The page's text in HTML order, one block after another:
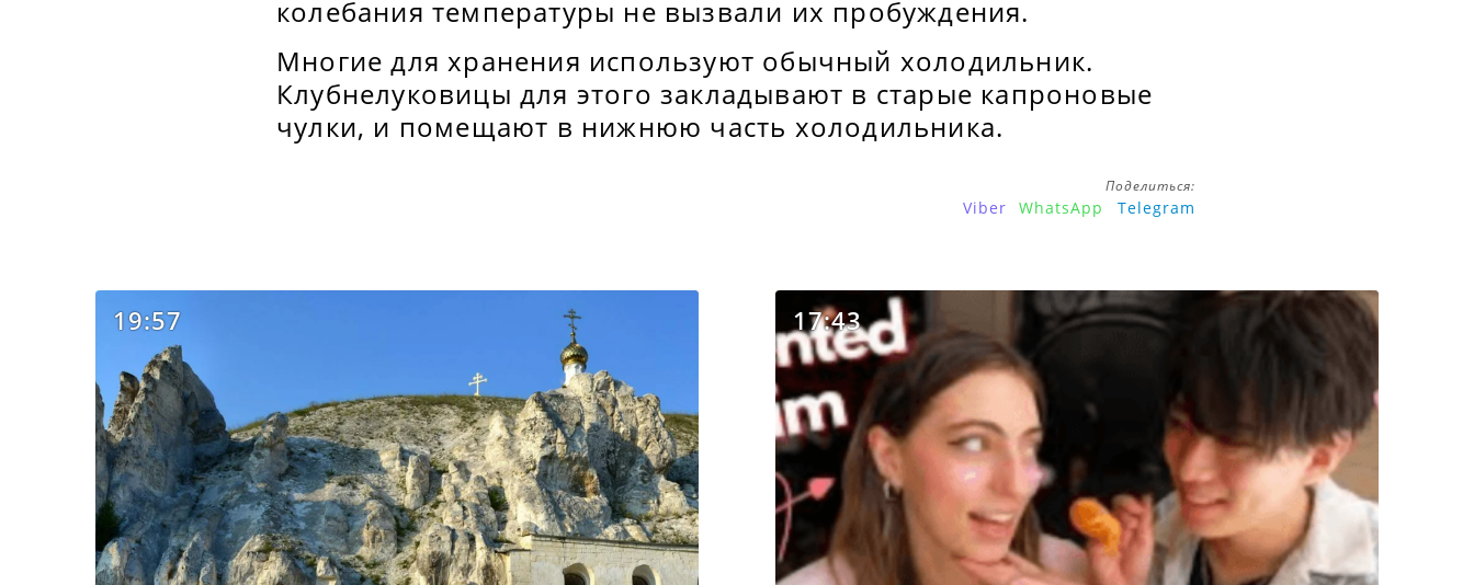
колебания температуры не вызвали их пробуждения.
Многие для хранения используют обычный холодильник.
Клубнелуковицы для этого закладывают в старые капроновые
чулки, и помещают в нижнюю часть холодильника.
Поделиться:
Viber WhatsApp Telegram
19:57 17:43